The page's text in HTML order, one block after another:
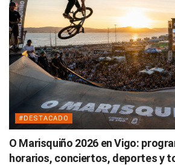
#DESTACADO
O Marisquiño 2026 en Vigo:
horarios, conciertos, deportes y